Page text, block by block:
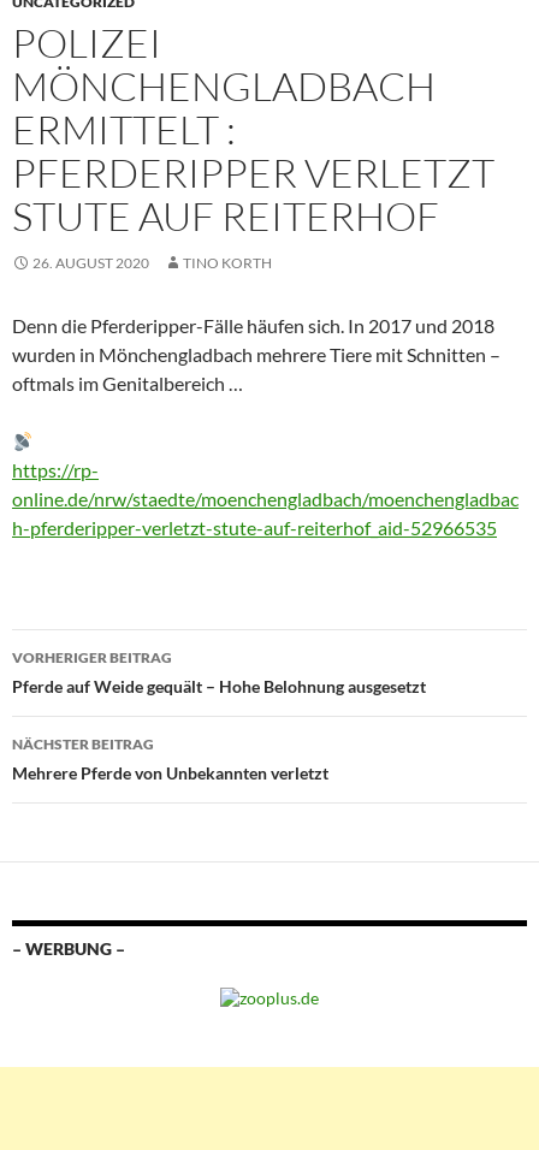
POLIZEI
MÖNCHENGLADBACH
ERMITTELT :
PFERDERIPPER VERLETZT
STUTE AUF REITERHOF
26. AUGUST 2020 TINO KORTH
Denn die Pferderipper-Fälle häufen sich. In 2017 und 2018
wurden in Mönchengladbach mehrere Tiere mit Schnitten –
oftmals im Genitalbereich …
https://rp-
online.de/nrw/staedte/moenchengladbach/moenchengladbac
h-pferderipper-verletzt-stute-auf-reiterhof_aid-52966535
Beitragsnavigation
VORHERIGER BEITRAG
Pferde auf Weide gequält – Hohe Belohnung ausgesetzt
NÄCHSTER BEITRAG
Mehrere Pferde von Unbekannten verletzt
– WERBUNG –